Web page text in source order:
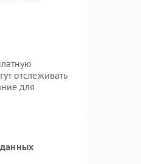
отслеживать
для